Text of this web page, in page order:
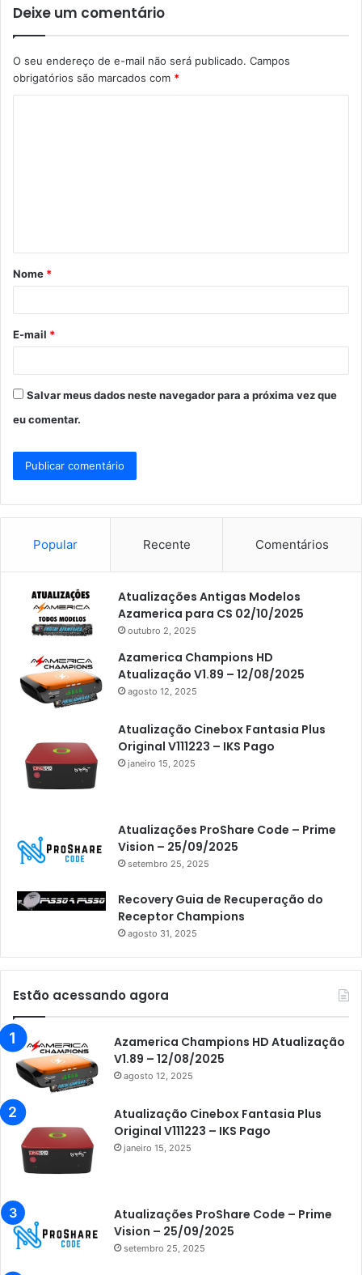
Deixe um comentário
O seu endereço de e-mail não será publicado. Campos
obrigatórios são marcados com *
á
r
*
Nome *
E-mail *
Salvar meus dados neste navegador para a próxima vez que
eu comentar.
Popular Recente Comentários
Atualizações Antigas Modelos
Azamerica para CS 02/10/2025
outubro 2, 2025
Azamerica Champions HD
Atualização V1.89 – 12/08/2025
agosto 12, 2025
Atualização Cinebox Fantasia Plus
Original V111223 – IKS Pago
janeiro 15, 2025
Atualizações ProShare Code – Prime
Vision – 25/09/2025
setembro 25, 2025
Recovery Guia de Recuperação do
Receptor Champions
agosto 31, 2025
Estão acessando agora
Azamerica Champions HD Atualização
V1.89 – 12/08/2025
agosto 12, 2025
Atualização Cinebox Fantasia Plus
Original V111223 – IKS Pago
janeiro 15, 2025
Atualizações ProShare Code – Prime
Vision – 25/09/2025
setembro 25, 2025